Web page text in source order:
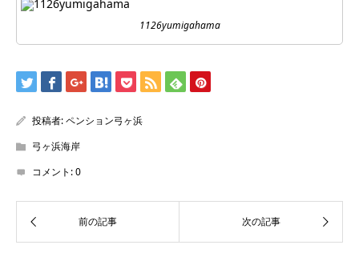
1126yumigahama
投稿者:ペンション弓ヶ浜
弓ヶ浜海岸
コメント:0